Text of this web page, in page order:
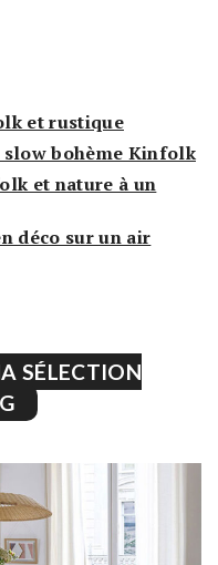
et rustique
slow bohème Kinfolk
et nature à un
déco sur un air
SÉLECTION